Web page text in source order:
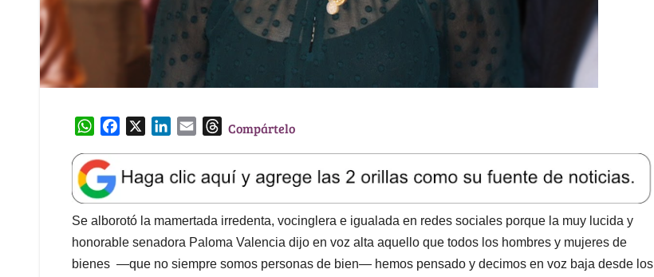
W
a
t
s
A
p
p
e
b
o
o
k
e
d
I
n
l
T
e
a
d
s
Compártelo
Se alborotó la mamertada irredenta, vocinglera e igualada en redes sociales porque la muy lucida y
honorable senadora Paloma Valencia dijo en voz alta aquello que todos los hombres y mujeres de
bienes —que no siempre somos personas de bien— hemos pensado y decimos en voz baja desde los